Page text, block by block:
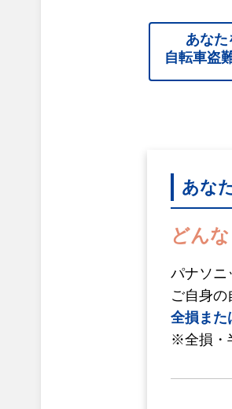
あなた
自転車盗
あな
どん
パナソニ
ご自身の
全損また
※全損・